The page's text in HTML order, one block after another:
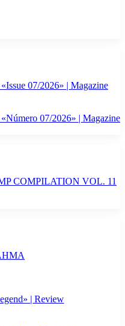
07/2026» | Magazine
07/2026» | Magazine
COMPILATION VOL. 11
| Review